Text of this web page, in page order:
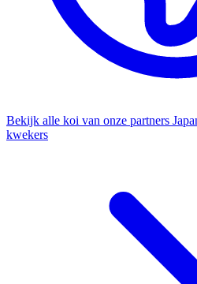
Bekijk alle koi van onze partners
kwekers